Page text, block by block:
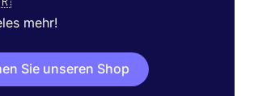
mehr!
Sie unseren Shop